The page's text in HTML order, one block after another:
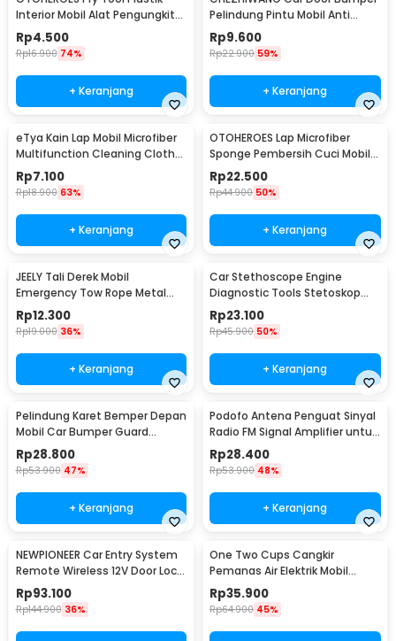
Interior Mobil Alat Pengungkit
Set 4 PCS - AA16
Rp4.500
Rp16.900 74%
+ Keranjang
Pelindung Pintu Mobil Anti
Gores 8 PCS - HT-001
Rp9.600
Rp22.900 59%
+ Keranjang
eTya Kain Lap Mobil Microfiber
Multifunction Cleaning Cloth
30x39cm - H-10
Rp7.100
Rp18.900 63%
+ Keranjang
OTOHEROES Lap Microfiber
Sponge Pembersih Cuci Mobil
Motor - TP266
Rp22.500
Rp44.900 50%
+ Keranjang
JEELY Tali Derek Mobil
Emergency Tow Rope Metal
Buckle U-Type 2.7M - JL30
Rp12.300
Rp19.000 36%
+ Keranjang
Car Stethoscope Engine
Diagnostic Tools Stetoskop
Mesin Mobil - W80582
Rp23.100
Rp45.900 50%
+ Keranjang
Pelindung Karet Bemper Depan
Mobil Car Bumper Guard
57mm 2.5M
Rp28.800
Rp53.900 47%
+ Keranjang
Podofo Antena Penguat Sinyal
Radio FM Signal Amplifier untuk
Mobil - ANT-208
Rp28.400
Rp53.900 48%
+ Keranjang
NEWPIONEER Car Entry System
Remote Wireless 12V Door Lock
Mobil - CK18
Rp93.100
Rp144.900 36%
One Two Cups Cangkir
Pemanas Air Elektrik Mobil
Travel Mug 450ml - NJ88
Rp35.900
Rp64.900 45%